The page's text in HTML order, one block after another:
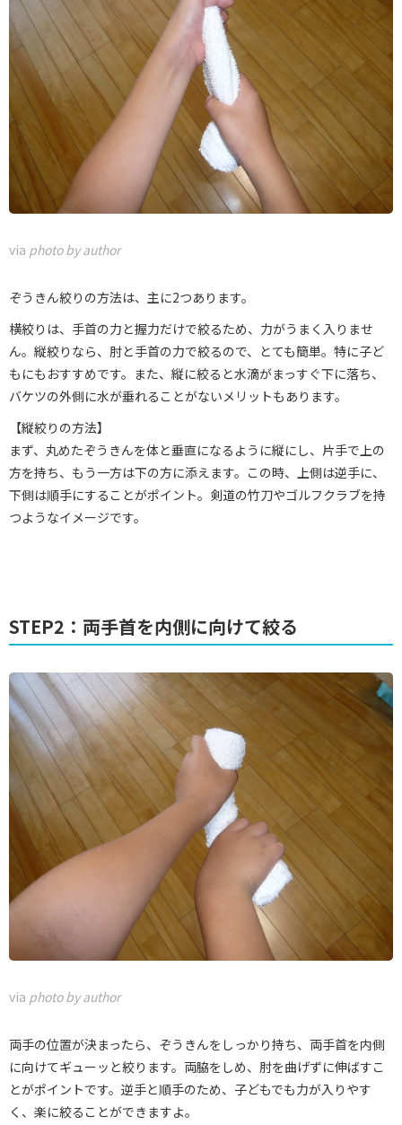
via photo by author
ぞうきん絞りの方法は、主に2つあります。
横絞りは、手首の力と握力だけで絞るため、力がうまく入りませ
ん。縦絞りなら、肘と手首の力で絞るので、とても簡単。特に子ど
もにもおすすめです。また、縦に絞ると水滴がまっすぐ下に落ち、
バケツの外側に水が垂れることがないメリットもあります。
【縦絞りの方法】
まず、丸めたぞうきんを体と垂直になるように縦にし、片手で上の
方を持ち、もう一方は下の方に添えます。この時、上側は逆手に、
下側は順手にすることがポイント。剣道の竹刀やゴルフクラブを持
つようなイメージです。
STEP2：両手首を内側に向けて絞る
via photo by author
両手の位置が決まったら、ぞうきんをしっかり持ち、両手首を内側
に向けてギューッと絞ります。両脇をしめ、肘を曲げずに伸ばすこ
とがポイントです。逆手と順手のため、子どもでも力が入りやす
く、楽に絞ることができますよ。